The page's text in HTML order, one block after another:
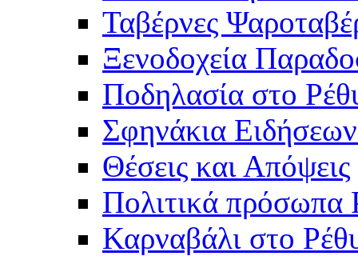
Ταβέρνες
Ξενοδοχεία
Ποδηλασία στο
Σφηνάκια
Θέσεις και Απόψεις
Πολιτικά πρόσωπα
Καρναβάλι στο